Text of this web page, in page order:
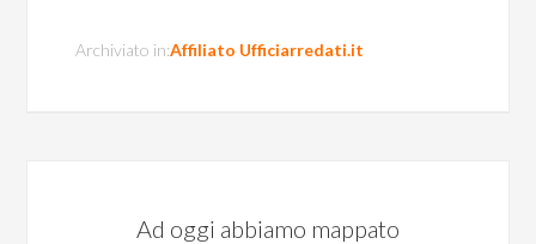
Archiviato in:Affiliato Ufficiarredati.it
Ad oggi abbiamo mappato